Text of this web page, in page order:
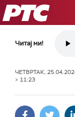
РТС
Читај ми!
ЧЕТВРТАК,
> 11:23